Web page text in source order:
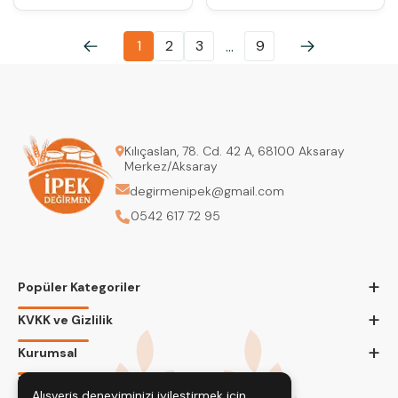
1 2 3 ... 9
Kılıçaslan, 78. Cd. 42 A, 68100 Aksaray
Merkez/Aksaray
degirmenipek@gmail.com
0542 617 72 95
Popüler Kategoriler +
KVKK ve Gizlilik +
Kurumsal +
Bizi Takip Edin